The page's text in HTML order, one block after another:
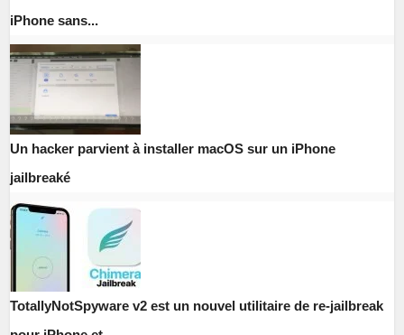
iPhone sans...
Un hacker parvient à installer macOS sur un iPhone
jailbreaké
TotallyNotSpyware v2 est un nouvel utilitaire de re-jailbreak